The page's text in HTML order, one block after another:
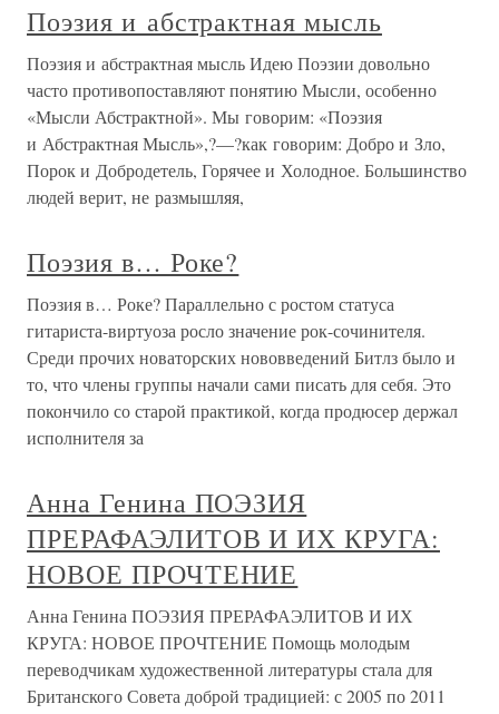
Поэзия и абстрактная мысль
Поэзия и абстрактная мысль Идею Поэзии довольно
часто противопоставляют понятию Мысли, особенно
«Мысли Абстрактной». Мы говорим: «Поэзия
и Абстрактная Мысль»,?—?как говорим: Добро и Зло,
Порок и Добродетель, Горячее и Холодное. Большинство
людей верит, не размышляя,
Поэзия в… Роке?
Поэзия в… Роке? Параллельно с ростом статуса
гитариста-виртуоза росло значение рок-сочинителя.
Среди прочих новаторских нововведений Битлз было и
то, что члены группы начали сами писать для себя. Это
покончило со старой практикой, когда продюсер держал
исполнителя за
Анна Генина ПОЭЗИЯ
ПРЕРАФАЭЛИТОВ И ИХ КРУГА:
НОВОЕ ПРОЧТЕНИЕ
Анна Генина ПОЭЗИЯ ПРЕРАФАЭЛИТОВ И ИХ
КРУГА: НОВОЕ ПРОЧТЕНИЕ Помощь молодым
переводчикам художественной литературы стала для
Британского Совета доброй традицией: с 2005 по 2011